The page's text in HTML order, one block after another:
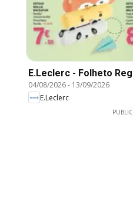
E.Leclerc - Folheto
04/08/2026- 13/09/2026
E.Leclerc